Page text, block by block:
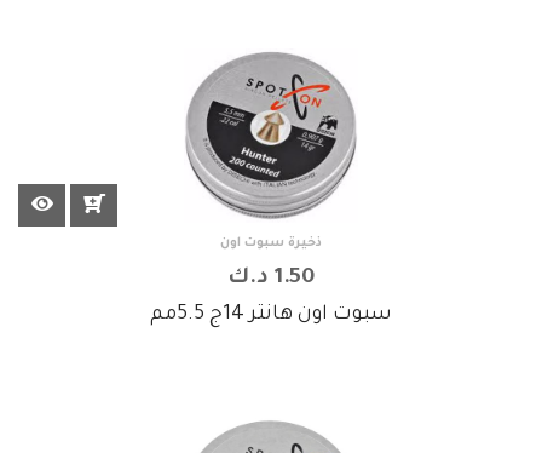
ذخيرة سبوت اون
1.50 د.ك
سبوت اون هانتر 14ج 5.5مم